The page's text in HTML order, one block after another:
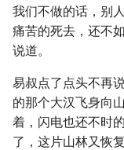
我们不做的话，别
痛苦的死去，还不
说道。
易叔点了点头不再
的那个大汉飞身向
着，闪电也还不时
了，这片山林又恢